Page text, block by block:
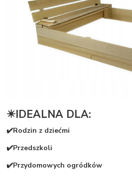
✴️IDEALNA DLA:
✔️Rodzin z dziećmi
✔️Przedszkoli
✔️Przydomowych ogródków